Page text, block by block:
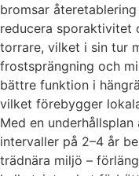
bromsar
reducera sporaktivitet
torrare, vilket i sin tur
frostsprängning och
bättre funktion i
vilket förebygger
Med en
intervaller på 2–4 år
trädnära miljö –